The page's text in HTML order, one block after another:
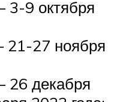
3-9 октября
21-27 ноября
26 декабря